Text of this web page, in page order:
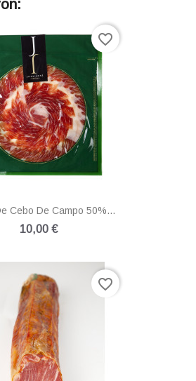
Cebo De Campo 50%...
10,00 €
favorite_border
favorite_border